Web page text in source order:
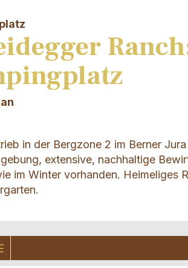
in der Bergzone 2 im Berner
extensive, nachhaltige
im Winter vorhanden. Heimeliges